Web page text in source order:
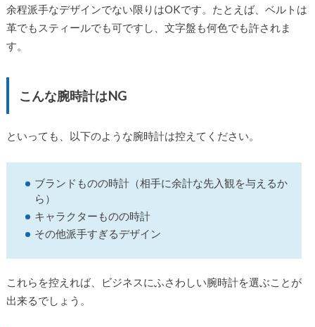
余程派手なデザインでない限りはOKです。たとえば、ベルトは
革でもスティールでも可ですし、文字盤も何色でも許されま
す。
こんな腕時計はNG
といっても、以下のような腕時計は控えてください。
ブランドものの時計（相手に余計な先入観を与えるか
ら）
キャラクターものの時計
その他派手すぎるデザイン
これらを控えれば、ビジネスにふさわしい腕時計を選ぶことが
出来るでしょう。